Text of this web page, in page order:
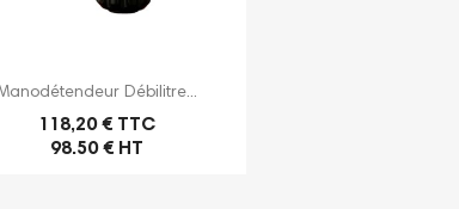
Aperçu rapide
Débilitre...
118,20 € TTC
98.50 € HT